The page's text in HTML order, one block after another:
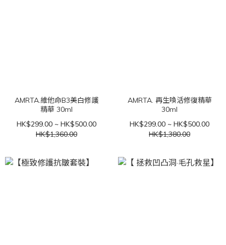
AMRTA.維他命B3美白修護
精華 30ml
HK$299.00 ~ HK$500.00
HK$1,360.00
AMRTA. 再生喚活修復精華
30ml
HK$299.00 ~ HK$500.00
HK$1,380.00